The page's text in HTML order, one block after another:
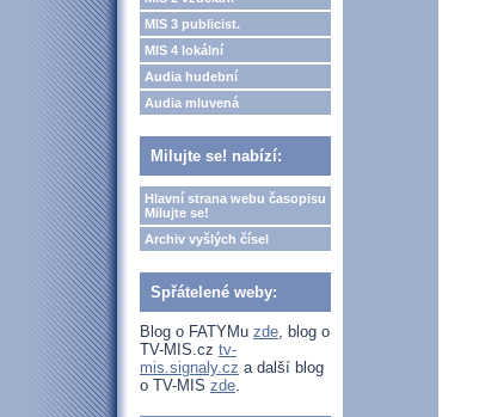
MIS 3 publicist.
MIS 4 lokální
Audia hudební
Audia mluvená
Milujte se! nabízí:
Hlavní strana webu časopisu
Milujte se!
Archiv vyšlých čísel
Spřátelené weby:
Blog o FATYMu zde, blog o
TV-MIS.cz tv-
mis.signaly.cz a další blog
o TV-MIS zde.